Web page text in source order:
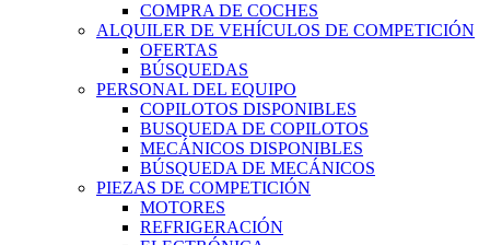
COMPRA DE COCHES
ALQUILER DE VEHÍCULOS DE COMPETICIÓN
OFERTAS
BÚSQUEDAS
PERSONAL DEL EQUIPO
COPILOTOS DISPONIBLES
BUSQUEDA DE COPILOTOS
MECÁNICOS DISPONIBLES
BÚSQUEDA DE MECÁNICOS
PIEZAS DE COMPETICIÓN
MOTORES
REFRIGERACIÓN